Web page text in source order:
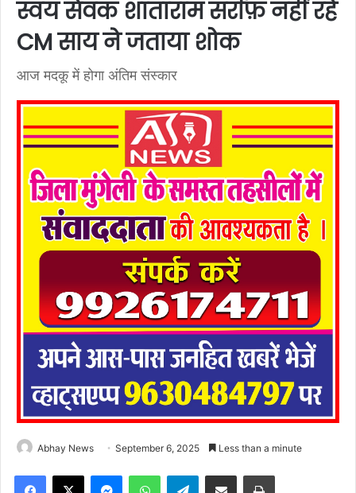
स्वयं सेवक शांताराम सर्राफ़ नहीं रहे
CM साय ने जताया शोक
आज मदकू में होगा अंतिम संस्कार
Abhay News September 6, 2025 Less than a minute
Facebook
X MessengerWhatsAppTelegramShare via Email Print